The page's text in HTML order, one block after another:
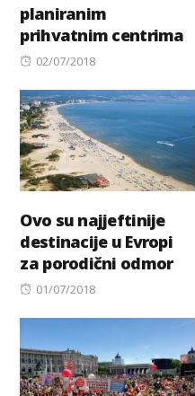
planiranim
prihvatnim centrima
Posted
02/07/2018
Ovo su najjeftinije
destinacije u Evropi
za porodični odmor
Posted
01/07/2018